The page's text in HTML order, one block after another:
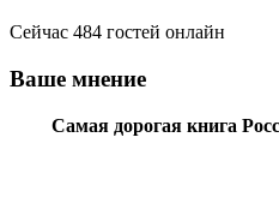
Сейчас 484 гостей онлайн
Ваше мнение
Самая дорогая книга